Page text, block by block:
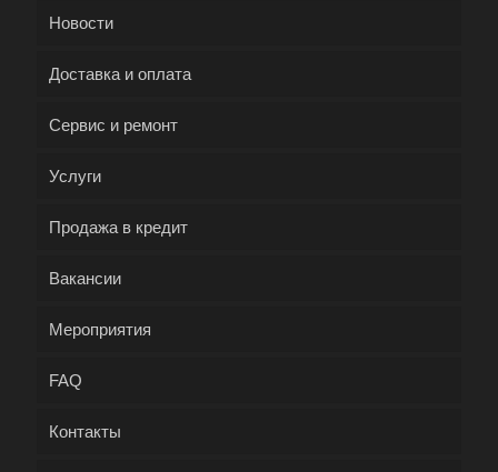
Новости
Доставка и оплата
Сервис и ремонт
Услуги
Продажа в кредит
Вакансии
Мероприятия
FAQ
Контакты